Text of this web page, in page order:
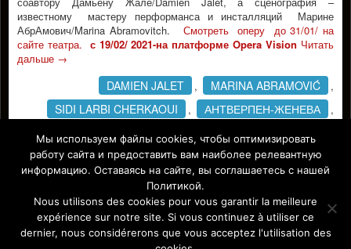
известному мастеру перформанса и инсталляций Марине
АбрАмович/Marina Abramovitch. Смотреть оперу до 31/01/ на
сайте театра. с 19/02/ 2021-на платформе Opera Vision Читать
дальше →
DAMIEN JALET , MARINA ABRAMOVIĆ ,
SIDI LARBI CHERKAOUI , АНТВЕРПЕН-ЖЕНЕВА ,
ДЕБЮССИ , МАРИНА АБРАМОВИЧ МЕТЕРЛИНК
СИЛИ ЛАБРИ ЧЕРКАУИ
Affiche Paris-Europe magazine/ Афиша Париж-Европа © 2011-
Мы используем файлы cookies, чтобы оптимизировать
работу сайта и предоставить вам наиболее релевантную
информацию. Оставаясь на сайте, вы соглашаетесь с нашей
Политикой.
Nous utilisons des cookies pour vous garantir la meilleure
expérience sur notre site. Si vous continuez à utiliser ce
dernier, nous considérerons que vous acceptez l'utilisation des